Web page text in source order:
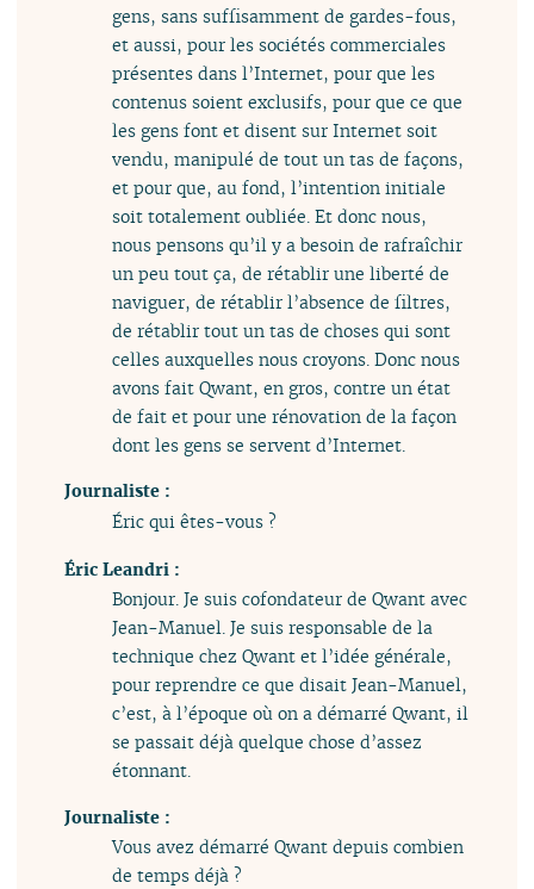
gens, sans suffisamment de gardes-fous,
et aussi, pour les sociétés commerciales
présentes dans l’Internet, pour que les
contenus soient exclusifs, pour que ce que
les gens font et disent sur Internet soit
vendu, manipulé de tout un tas de façons,
et pour que, au fond, l’intention initiale
soit totalement oubliée. Et donc nous,
nous pensons qu’il y a besoin de rafraîchir
un peu tout ça, de rétablir une liberté de
naviguer, de rétablir l’absence de filtres,
de rétablir tout un tas de choses qui sont
celles auxquelles nous croyons. Donc nous
avons fait Qwant, en gros, contre un état
de fait et pour une rénovation de la façon
dont les gens se servent d’Internet.
Journaliste :
Éric qui êtes-vous ?
Éric Leandri :
Bonjour. Je suis cofondateur de Qwant avec
Jean-Manuel. Je suis responsable de la
technique chez Qwant et l’idée générale,
pour reprendre ce que disait Jean-Manuel,
c’est, à l’époque où on a démarré Qwant, il
se passait déjà quelque chose d’assez
étonnant.
Journaliste :
Vous avez démarré Qwant depuis combien
de temps déjà ?